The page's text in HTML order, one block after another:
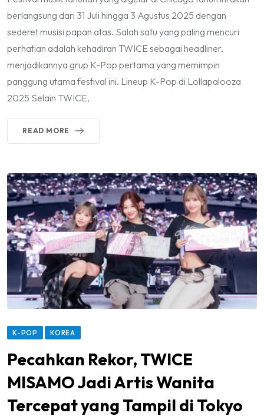
berlangsung dari 31 Juli hingga 3 Agustus 2025 dengan
sederet musisi papan atas. Salah satu yang paling mencuri
perhatian adalah kehadiran TWICE sebagai headliner,
menjadikannya grup K-Pop pertama yang memimpin
panggung utama festival ini. Lineup K-Pop di Lollapalooza
2025 Selain TWICE,
READ MORE
K-POP KOREA
Pecahkan Rekor, TWICE
MISAMO Jadi Artis Wanita
Tercepat yang Tampil di Tokyo